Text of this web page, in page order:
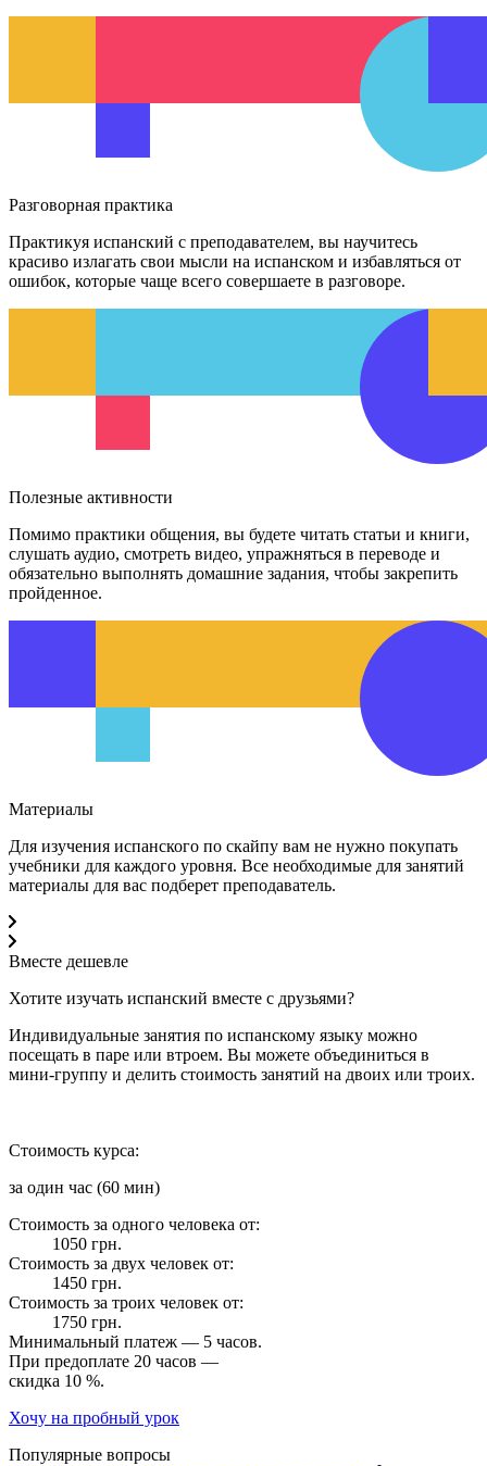
Разговорная практика
Практикуя испанский с преподавателем, вы научитесь
красиво излагать свои мысли на испанском и избавляться от
ошибок, которые чаще всего совершаете в разговоре.
Полезные активности
Помимо практики общения, вы будете читать статьи и книги,
слушать аудио, смотреть видео, упражняться в переводе и
обязательно выполнять домашние задания, чтобы закрепить
пройденное.
Материалы
Для изучения испанского по скайпу вам не нужно покупать
учебники для каждого уровня. Все необходимые для занятий
материалы для вас подберет преподаватель.
Вместе дешевле
Хотите изучать испанский вместе с друзьями?
Индивидуальные занятия по испанскому языку можно
посещать в паре или втроем. Вы можете объединиться в
мини-группу и делить стоимость занятий на двоих или троих.
Стоимость курса:
за один час (60 мин)
Стоимость за одного человека от:
1050 грн.
Стоимость за двух человек от:
1450 грн.
Стоимость за троих человек от:
1750 грн.
Минимальный платеж — 5 часов.
При предоплате 20 часов —
скидка 10 %.
Хочу на пробный урок
Популярные вопросы